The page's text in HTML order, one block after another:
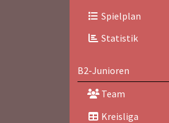
Spielplan
Statistik
B2-Junioren
Team
Kreisliga